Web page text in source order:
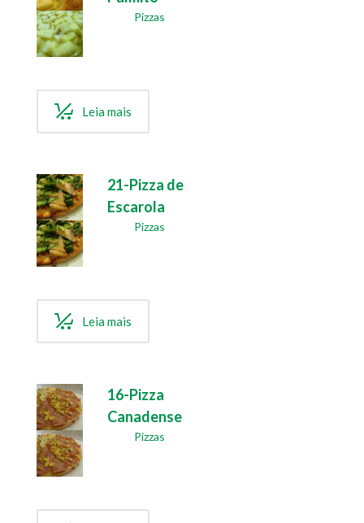
Pizzas
Leia mais
21-Pizza de
Escarola
Pizzas
Leia mais
16-Pizza
Canadense
Pizzas